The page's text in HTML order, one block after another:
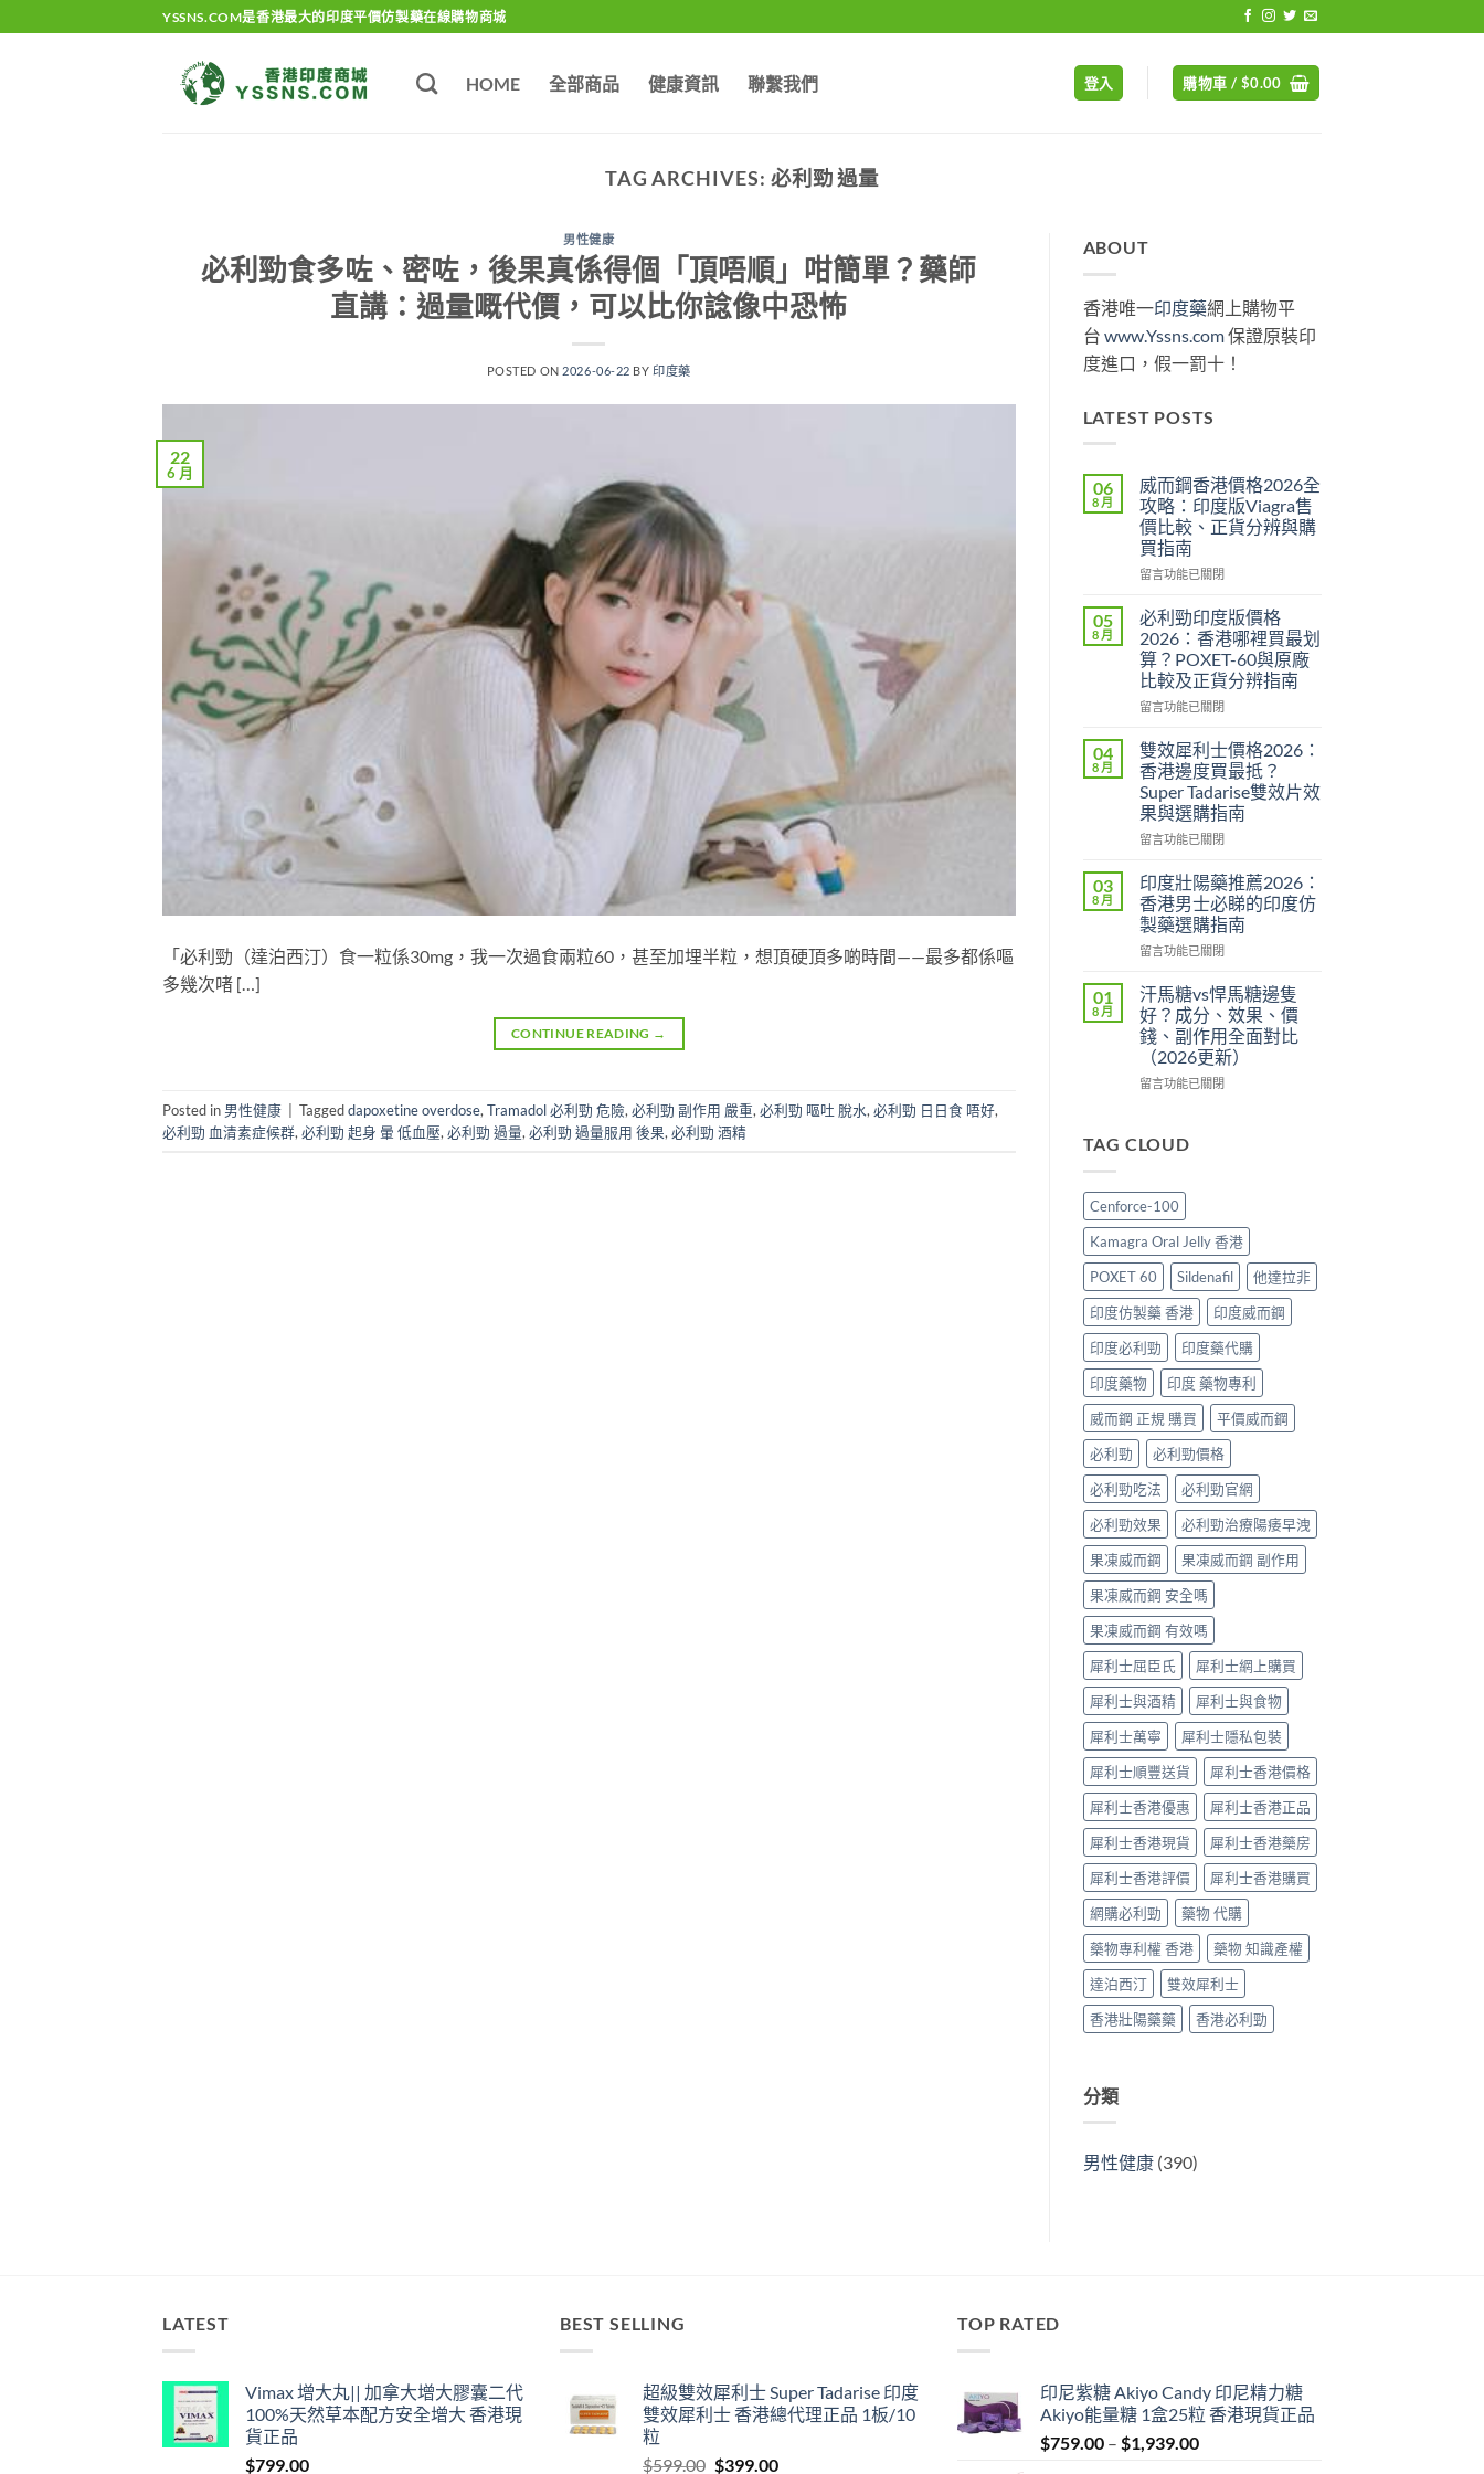
to
YSSNS.COM是香港最大的印度平價仿製藥在線購物商城
HOME 全部商品 健康資訊 聯繫我們 登入 購物車 / $0.00
TAG ARCHIVES: 必利勁 過量
男性健康
必利勁食多咗、密咗，後果真係得個「頂唔順」咁簡單？藥師
直講：過量嘅代價，可以比你諗像中恐怖
POSTED ON 2026-06-22 BY印度藥
22
6 月
「必利勁（達泊西汀）食一粒係30mg，我一次過食兩粒60，甚至加埋半粒，想頂硬頂多啲時間——最多都係嘔
多幾次啫 […]
CONTINUE READING →
Posted in 男性健康 Taggeddapoxetine overdose, Tramadol 必利勁 危險, 必利勁 副作用 嚴重, 必利勁 嘔吐 脫水, 必利勁 日日食 唔好,
必利勁 血清素症候群, 必利勁 起身 暈 低血壓, 必利勁 過量, 必利勁 過量服用 後果, 必利勁 酒精
ABOUT
香港唯一印度藥網上購物平
台 www.Yssns.com保證原裝印
度進口，假一罰十！
LATEST POSTS
06
8 月
威而鋼香港價格2026全
攻略：印度版Viagra售
價比較、正貨分辨與購
買指南
在
而
鋼
香
港
價
格
全
攻
略：
印
度
版
售
價
比
較、
正
分
辨
與
購
指
留言功能已關閉
05
8 月
必利勁印度版價格
2026：香港哪裡買最划
算？POXET-60與原廠
比較及正貨分辨指南
在
利
勁
印
度
版
價
2026：
香
港
哪
裡
最
划
算？
POXET-
與
比
正
貨
分
辨
指
南〉
中
留言功能已關閉
04
8 月
雙效犀利士價格2026：
香港邊度買最抵？
Super Tadarise雙效片效
果與選購指南
在
效
犀
利
士
價
2026：
香
港
邊
買
Super
效
片
效
果
與
選
購
指
南〉
中
留言功能已關閉
03
8 月
印度壯陽藥推薦2026：
香港男士必睇的印度仿
製藥選購指南
在
度
壯
陽
藥
薦
港
必
睇
的
印
度
仿
製
藥
選
購
指
南〉
中
留言功能已關閉
01
8 月
汗馬糖vs悍馬糖邊隻
好？成分、效果、價
錢、副作用全面對比
（2026更新）
在
糖
馬
糖
邊
隻
好？
成
分、
效
果、
價
錢、
副
作
用
面
對
比
（2026
更
新）〉
中
留言功能已關閉
TAG CLOUD
Cenforce-100
Kamagra Oral Jelly 香港
POXET 60
Sildenafil
他達拉非
印度仿製藥 香港
印度威而鋼
印度必利勁
印度藥代購
印度藥物
印度 藥物專利
威而鋼 正規 購買
平價威而鋼
必利勁
必利勁價格
必利勁吃法
必利勁官網
必利勁效果
必利勁治療陽痿早洩
果凍威而鋼
果凍威而鋼 副作用
果凍威而鋼 安全嗎
果凍威而鋼 有效嗎
犀利士屈臣氏
犀利士網上購買
犀利士與酒精
犀利士與食物
犀利士萬寧
犀利士隱私包裝
犀利士順豐送貨
犀利士香港價格
犀利士香港優惠
犀利士香港正品
犀利士香港現貨
犀利士香港藥房
犀利士香港評價
犀利士香港購買
網購必利勁
藥物 代購
藥物專利權 香港
藥物 知識產權
達泊西汀
雙效犀利士
香港壯陽藥藥
香港必利勁
分類
男性健康(390)
LATEST
Vimax 增大丸|| 加拿大增大膠囊二代
100%天然草本配方安全增大 香港現
貨正品
$799.00
BEST SELLING
超級雙效犀利士 Super Tadarise 印度
雙效犀利士 香港總代理正品 1板/10
粒
$599.00 Original
$399.00Current
TOP RATED
印尼紫糖 Akiyo Candy 印尼精力糖
Akiyo能量糖 1盒25粒 香港現貨正品
$759.00 – $1,939.00Price